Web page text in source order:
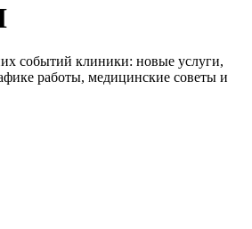
событий клиники: новые услуги,
работы, медицинские советы и